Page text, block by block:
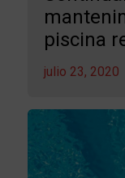
piscina
julio 23, 2020